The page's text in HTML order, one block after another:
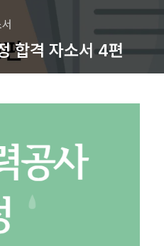
합격 자소서 4편